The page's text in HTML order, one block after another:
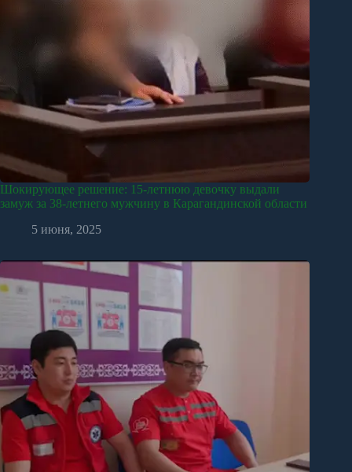
Шокирующее решение: 15-летнюю девочку выдали
замуж за 38-летнего мужчину в Карагандинской области
5 июня, 2025